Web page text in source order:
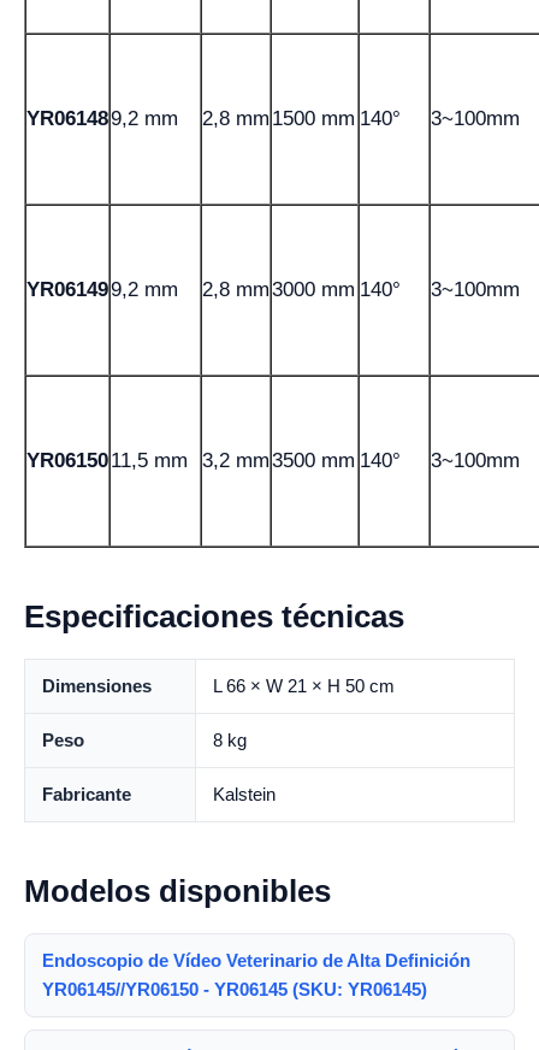
YR061489,2 mm 2,8 mm 1500 mm 140° 3~100mm
YR061499,2 mm 2,8 mm3000 mm 140° 3~100mm
YR0615011,5 mm 3,2 mm3500 mm 140° 3~100mm
Especificaciones técnicas
Dimensiones L 66 × W 21 × H 50 cm
Peso 8 kg
Fabricante Kalstein
Modelos disponibles
Endoscopio de Vídeo Veterinario de Alta Definición
YR06145//YR06150 - YR06145 (SKU: YR06145)